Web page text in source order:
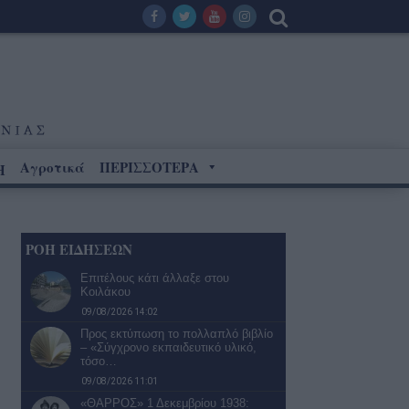
Αγροτικά ΠΕΡΙΣΣΟΤΕΡΑ
ΡΟΗ ΕΙΔΗΣΕΩΝ
Επιτέλους κάτι άλλαξε στου
Κοιλάκου
09/08/2026 14:02
Προς εκτύπωση το πολλαπλό βιβλίο
– «Σύγχρονο εκπαιδευτικό υλικό,
τόσο…
09/08/2026 11:01
«ΘΑΡΡΟΣ» 1 Δεκεμβρίου 1938: